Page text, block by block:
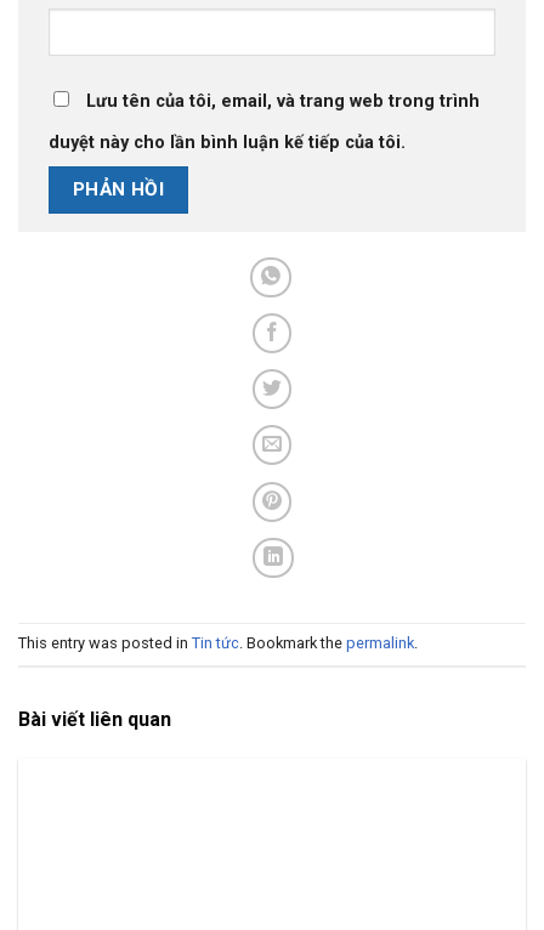
Lưu tên của tôi, email, và trang web trong trình
duyệt này cho lần bình luận kế tiếp của tôi.
This entry was posted in Tin tức. Bookmark the permalink.
Bài viết liên quan